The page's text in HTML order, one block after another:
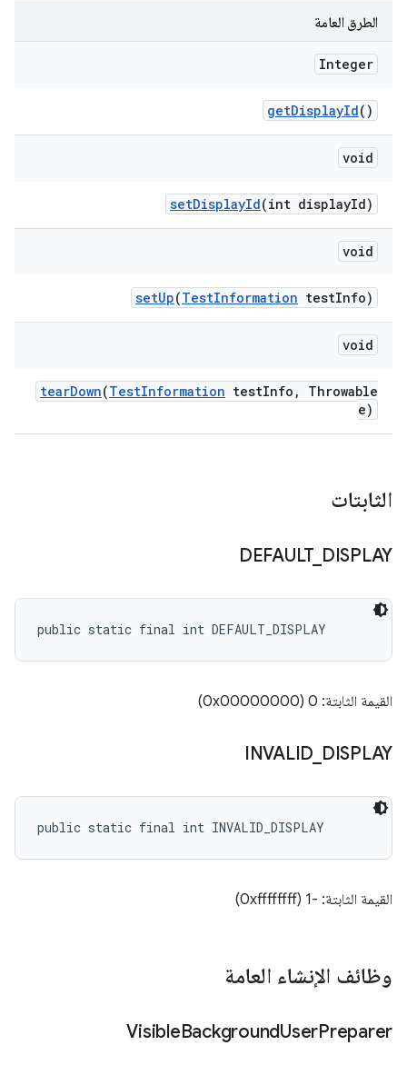
الطرق العامة
Integer
getDisplayId()
void
setDisplayId(int displayId)
void
setUp(TestInformation testInfo)
void
tearDown(TestInformation testInfo ,
Throwable
e)
الثابتات
DEFAULT_ DISPLAY
public static final int DEFAULT_DISPLAY
القيمة الثابتة: 0 (0x00000000)
INVALID DISPLAY
public static final int INVALID_DISPLAY
القيمة الثابتة: -1 (0xffffffff)
وظائف الإنشاء العامة
VisibleBackgroundUserPreparer